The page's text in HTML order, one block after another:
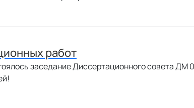
работ
заседание Диссертационного совета